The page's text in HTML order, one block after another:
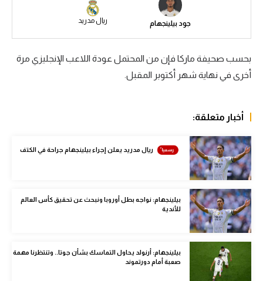
دوري أبطال أوروبا
القسم الثاني
أمم إفريقيا
كرة السلة الأمريكية
كرة سلة
كرة يد
كرة طائرة
الوطن العربي
في المونديال
رياضة نسائية
جود بيلينجهام ريال مدريد
بحسب صحيفة ماركا فإن من المحتمل عودة اللاعب الإنجليزي مرة
أخرى في نهاية شهر أكتوبر المقبل.
أخبار متعلقة:
ريال مدريد يعلن إجراء بيلينجهام جراحة في الكتف
بيلينجهام: نواجه بطل أوروبا ونبحث عن تحقيق كأس العالم
للأندية
بيلينجهام: أرنولد يحاول التماسك بشأن جوتا.. وتنتظرنا مهمة
صعبة أمام دورتموند